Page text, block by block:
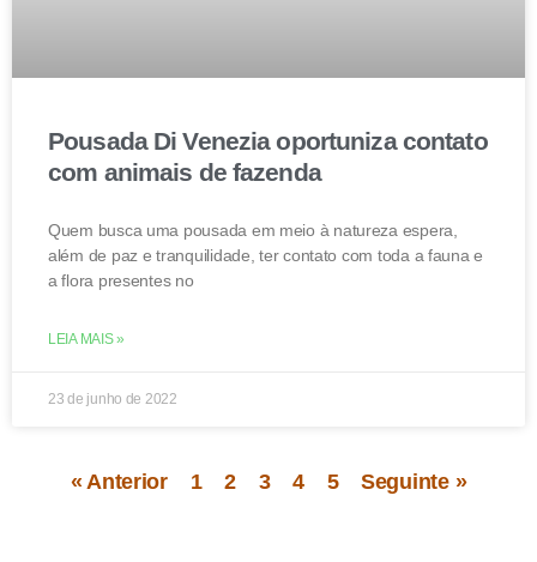
Pousada Di Venezia oportuniza contato
com animais de fazenda
Quem busca uma pousada em meio à natureza espera,
além de paz e tranquilidade, ter contato com toda a fauna e
a flora presentes no
LEIA MAIS »
23 de junho de 2022
« Anterior 1 2 3 4 5 Seguinte »